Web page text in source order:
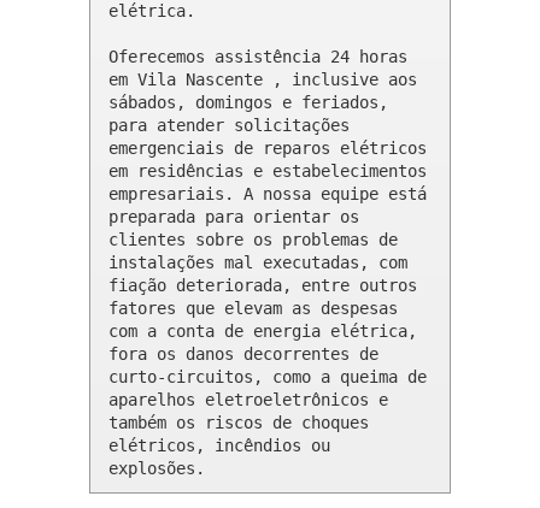
elétrica.
Oferecemos assistência 24 horas
em Vila Nascente , inclusive aos
sábados, domingos e feriados,
para atender solicitações
emergenciais de reparos elétricos
em residências e estabelecimentos
empresariais. A nossa equipe está
preparada para orientar os
clientes sobre os problemas de
instalações mal executadas, com
fiação deteriorada, entre outros
fatores que elevam as despesas
com a conta de energia elétrica,
fora os danos decorrentes de
curto-circuitos, como a queima de
aparelhos eletroeletrônicos e
também os riscos de choques
elétricos, incêndios ou
explosões.